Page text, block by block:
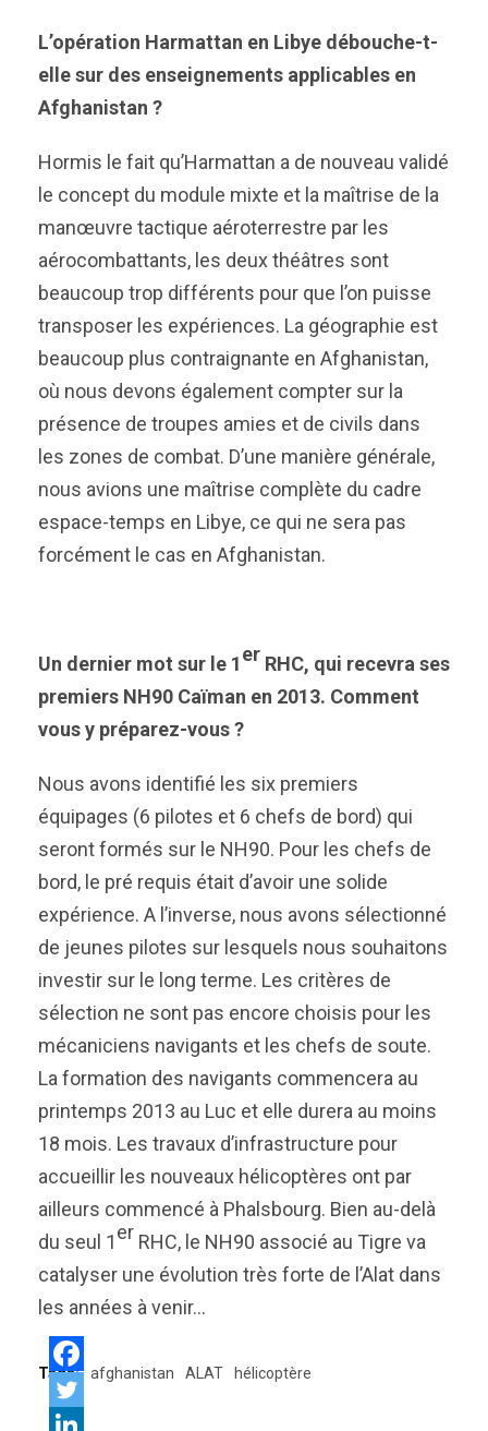
L’opération Harmattan en Libye débouche-t-
elle sur des enseignements applicables en
Afghanistan ?
Hormis le fait qu’Harmattan a de nouveau validé
le concept du module mixte et la maîtrise de la
manœuvre tactique aéroterrestre par les
aérocombattants, les deux théâtres sont
beaucoup trop différents pour que l’on puisse
transposer les expériences. La géographie est
beaucoup plus contraignante en Afghanistan,
où nous devons également compter sur la
présence de troupes amies et de civils dans
les zones de combat. D’une manière générale,
nous avions une maîtrise complète du cadre
espace-temps en Libye, ce qui ne sera pas
forcément le cas en Afghanistan.
Un dernier mot sur le 1er RHC, qui recevra ses
premiers NH90 Caïman en 2013. Comment
vous y préparez-vous ?
Nous avons identifié les six premiers
équipages (6 pilotes et 6 chefs de bord) qui
seront formés sur le NH90. Pour les chefs de
bord, le pré requis était d’avoir une solide
expérience. A l’inverse, nous avons sélectionné
de jeunes pilotes sur lesquels nous souhaitons
investir sur le long terme. Les critères de
sélection ne sont pas encore choisis pour les
mécaniciens navigants et les chefs de soute.
La formation des navigants commencera au
printemps 2013 au Luc et elle durera au moins
18 mois. Les travaux d’infrastructure pour
accueillir les nouveaux hélicoptères ont par
ailleurs commencé à Phalsbourg. Bien au-delà
du seul 1er RHC, le NH90 associé au Tigre va
catalyser une évolution très forte de l’Alat dans
les années à venir…
Tags: afghanistan ALAT hélicoptère